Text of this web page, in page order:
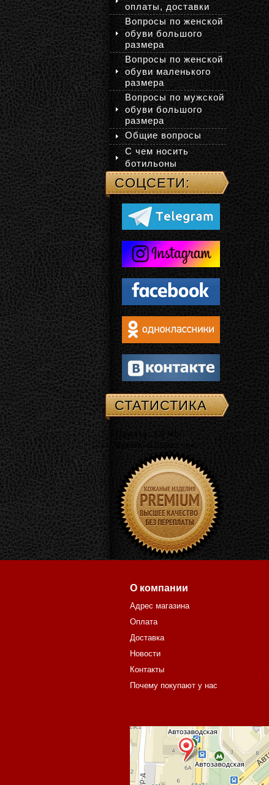
оплаты, доставки
Вопросы по женской
обуви большого
размера
Вопросы по женской
обуви маленького
размера
Вопросы по мужской
обуви большого
размера
Общие вопросы
С чем носить
ботильоны
СОЦСЕТИ:
СТАТИСТИКА
Память: 3.5 Mb
Время: 0.02922 сек.
О компании
Адрес магазина
Оплата
Доставка
Новости
Контакты
Почему покупают у нас